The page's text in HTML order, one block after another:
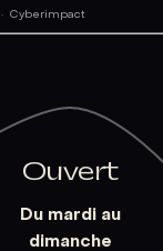
·Cyberimpact
Ouvert
Du mardi au
dimanche